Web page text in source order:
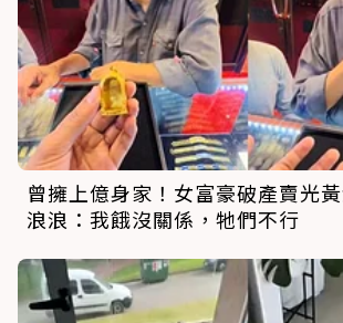
曾擁上億身家！女富豪破產賣光
浪浪：我餓沒關係，牠們不行